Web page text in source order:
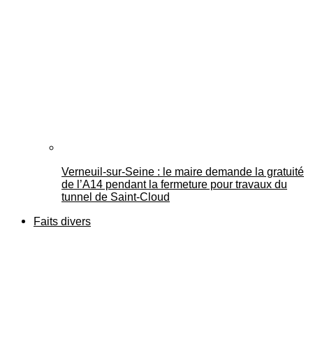
Verneuil-sur-Seine : le maire demande la gratuité
de l’A14 pendant la fermeture pour travaux du
tunnel de Saint-Cloud
Faits divers